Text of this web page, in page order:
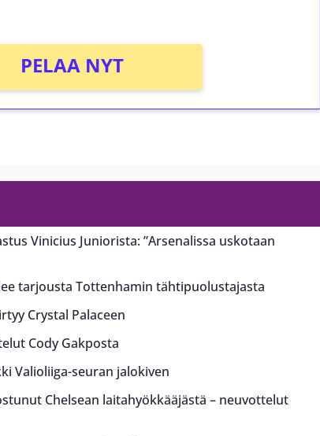
PELAA NYT
Vinicius Juniorista: ”Arsenalissa uskotaan
tarjousta Tottenhamin tähtipuolustajasta
Crystal Palaceen
Cody Gakposta
Valioliiga-seuran jalokiven
Chelsean laitahyökkääjästä – neuvottelut